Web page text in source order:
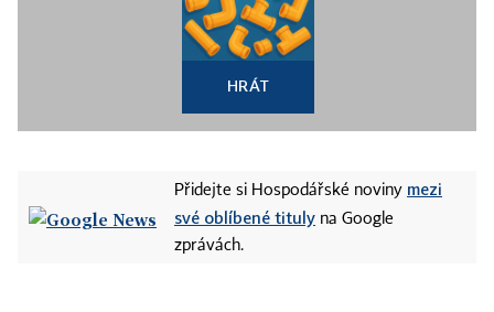
HRÁT
Přidejte si Hospodářské noviny mezi
své oblíbené tituly na Google
zprávách.